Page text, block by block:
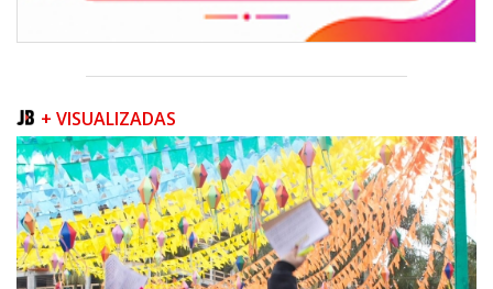
07/08/2026 | 07:00
Brusque
ITAPEMA
+ VISUALIZADAS